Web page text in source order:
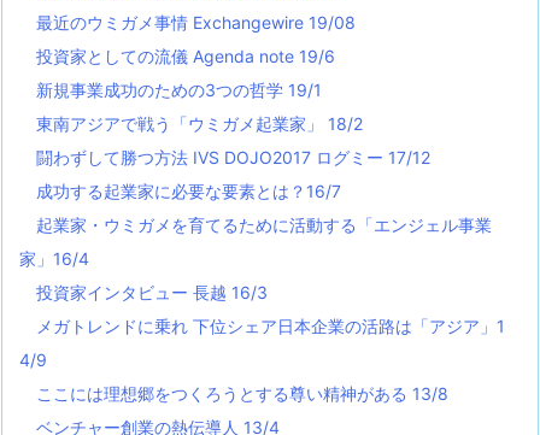
最近のウミガメ事情 Exchangewire 19/08
投資家としての流儀 Agenda note 19/6
新規事業成功のための3つの哲学 19/1
東南アジアで戦う「ウミガメ起業家」 18/2
闘わずして勝つ方法 IVS DOJO2017 ログミー 17/12
成功する起業家に必要な要素とは？16/7
起業家・ウミガメを育てるために活動する「エンジェル事業
家」16/4
投資家インタビュー 長越 16/3
メガトレンドに乗れ 下位シェア日本企業の活路は「アジア」1
4/9
ここには理想郷をつくろうとする尊い精神がある 13/8
ベンチャー創業の熱伝導人 13/4